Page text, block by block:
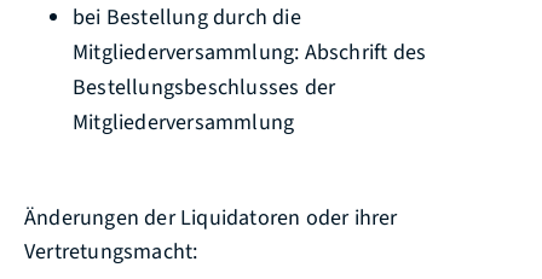
bei Bestellung durch die
Mitgliederversammlung: Abschrift des
Bestellungsbeschlusses der
Mitgliederversammlung
Änderungen der Liquidatoren oder ihrer
Vertretungsmacht: